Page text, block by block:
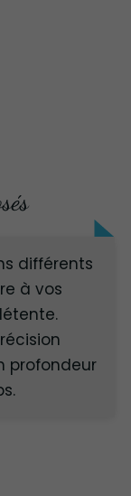
différents
à vos
profondeur